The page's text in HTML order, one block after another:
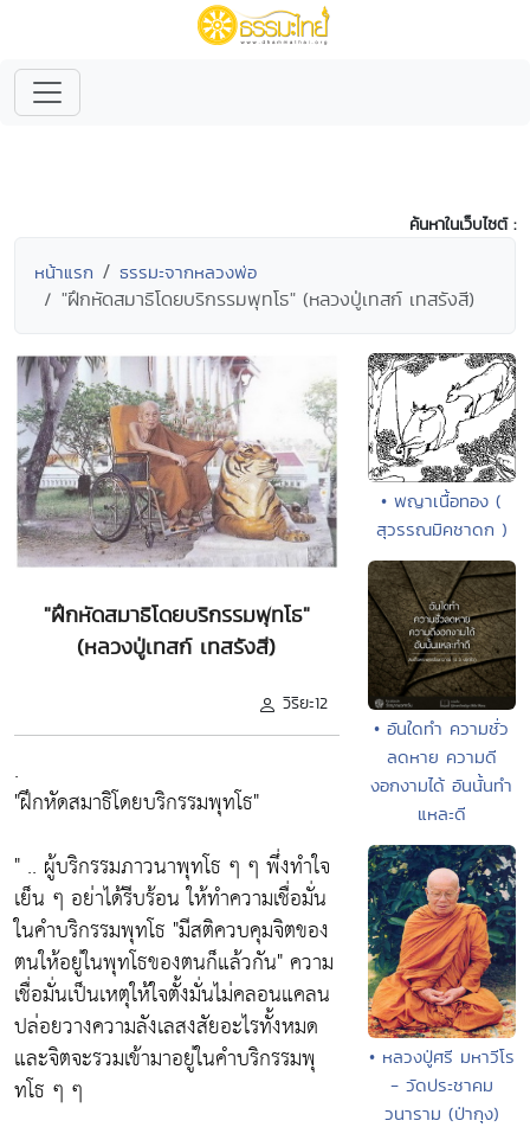
ค้นหาในเว็บไซต์ :
หน้าแรก ธรรมะจากหลวงพ่อ
"ฝึกหัดสมาธิโดยบริกรรมพุทโธ" (หลวงปู่เทสก์ เทสรังสี)
"ฝึกหัดสมาธิโดยบริกรรมพุทโธ"
(หลวงปู่เทสก์ เทสรังสี)
วิริยะ12
.
"ฝึกหัดสมาธิโดยบริกรรมพุทโธ"
" .. ผู้บริกรรมภาวนาพุทโธ ๆ ๆ พึ่งทำใจ
เย็น ๆ อย่าได้รีบร้อน ให้ทำความเชื่อมั่น
ในคำบริกรรมพุทโธ "มีสติควบคุมจิตของ
ตนให้อยู่ในพุทโธของตนก็แล้วกัน"ความ
เชื่อมั่นเป็นเหตุให้ใจตั้งมั่นไม่คลอนแคลน
ปล่อยวางความลังเลสงสัยอะไรทั้งหมด
และจิตจะรวมเข้ามาอยู่ในคำบริกรรมพุ
ทโธ ๆ ๆ
• พญาเนื้อทอง (
สุวรรณมิคชาดก )
• อันใดทำ ความชั่ว
ลดหาย ความดี
งอกงามได้ อันนั้นทำ
แหละดี
• หลวงปู่ศรี มหาวีโร
- วัดประชาคม
วนาราม (ป่ากุง)